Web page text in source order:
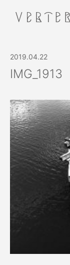
2019.04.22
IMG_1913